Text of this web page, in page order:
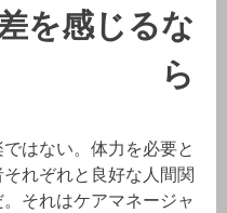
を感じるな
ら
はない。体力を必要と
れぞれと良好な人間関
それはケアマネージャ